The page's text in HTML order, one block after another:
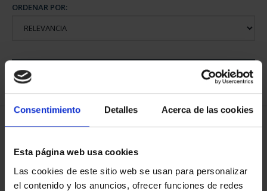
Consentimiento Detalles Acerca de las cookies
Esta página web usa cookies
Las cookies de este sitio web se usan para personalizar
el contenido y los anuncios, ofrecer funciones de redes
ORDENAR POR:
1 Productos encontrados